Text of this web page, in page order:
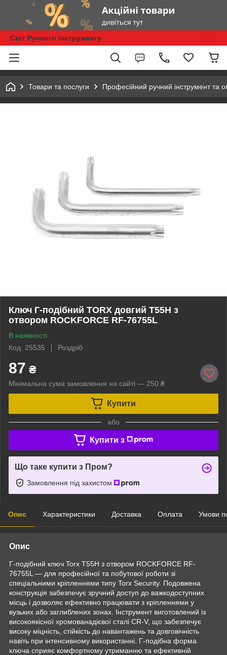
Світ Ручного Інструменту
Товари та послуги Професійний ручний інструмент та
Ключ Г-подібний TORX довгий T55H з
отвором ROCKFORCE RF-76755L
В наявності
Код: 25535
Роздріб
87 ₴
Мінімальна сума замовлення на сайті — 250 ₴
Купити
або
Купити з
Що таке купити з Пром?
Замовлення під захистом
Опис Характеристики Доставка Оплата Умови
Опис
Г-подібний ключ Torx T55H з отвором ROCKFORCE RF-
76755L — для професійної та побутової роботи зі
спеціальними кріпленнями типу Torx Security. Подовжена
конструкція забезпечує зручний доступ до важкодоступних
місць і дозволяє ефективно працювати з кріпленнями у
вузьких або заглиблених зонах. Інструмент виготовлений із
високоякісної хромованадієвої сталі CR-V, що забезпечує
високу міцність, стійкість до навантажень та довговічність
навіть при інтенсивному використанні. Г-подібна форма
ключа сприяє комфортному утриманню та ефективній